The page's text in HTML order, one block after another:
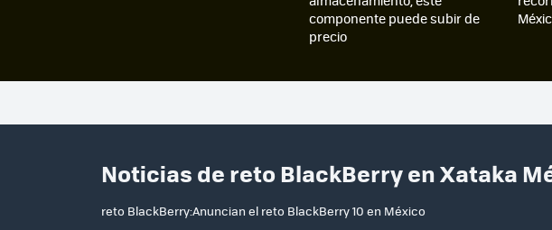
componente puede subir de
precio
Noticias de reto BlackBerry en Xataka
reto BlackBerry:Anuncian el reto BlackBerry 10 en México